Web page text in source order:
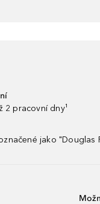
2 pracovní dny¹
jako "Douglas